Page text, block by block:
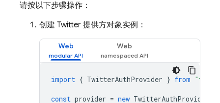
请按以下步骤操作：
创建 Twitter 提供方对象实例：
Web Web
import { TwitterAuthProvider } from
const provider = new TwitterAuthProvider